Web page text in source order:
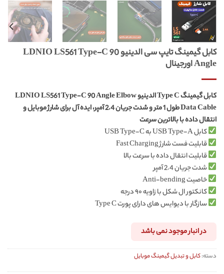
کابل گیمینگ تایپ سی الدینیو LDNIO LS561 Type-C 90
Angle اورجینال
کابل گیمینگ Type C الدینیو LDNIO LS561 Type-C 90 Angle Elbow
Data Cable طول 1 متر و شدت جریان 2.4 آمپر، ایده آل برای شارژ موبایل و
انتقال داده با بالاترین سرعت
کابل USB Type-A به USB Type-C
قابلیت فست شارژ Fast Charging
قابلیت انتقال داده با سرعت بالا
شدت جریان 2.4 آمپر
خاصیت Anti-bending
کانکتور ال شکل با زاویه ۹۰ درجه
سازگار با دیوایس های دارای پورت Type C
در انبار موجود نمی باشد
دسته:کابل و تبدیل گیمینگ موبایل